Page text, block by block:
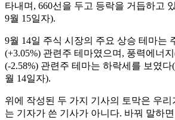
타내며, 660선을 두고 등락을 거듭하고
9월 15일자).
9월 14일 주식 시장의 주요 상승 테마는
(+3.05%) 관련주 테마였으며, 풍력에너지
(-2.58%) 관련주 테마는 하락세를 보였다
월 14일자).
위에 작성된 두 가지 기사의 토막은 우리
는 기자가 쓴 기사가 아니다. 바꿔 말하